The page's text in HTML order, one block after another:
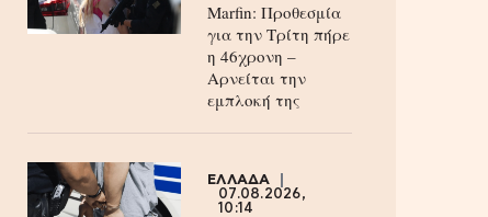
Marfin: Προθεσμία
για την Τρίτη πήρε
η 46χρονη –
Aρνείται την
εμπλοκή της
ΕΛΛΑΔΑ
07.08.2026,
10:14